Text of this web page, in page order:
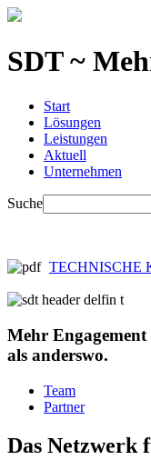
SDT ~
Start
Lösungen
Leistungen
Aktuell
Unternehmen
Suche
TECHNISCHE
Mehr Engagement
als anderswo.
Team
Partner
Das